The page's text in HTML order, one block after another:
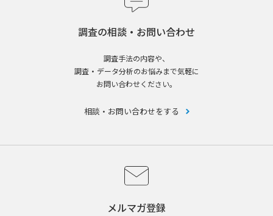
調査の相談・お問い合わせ
調査手法の内容や、
調査・データ分析のお悩みまで気軽に
お問い合わせください。
相談・お問い合わせをする
メルマガ登録